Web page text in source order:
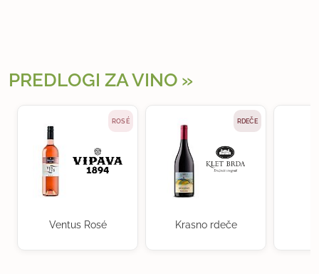
PREDLOGI ZA VINO
ROSÉ
Ventus Rosé
RDEČE
Krasno rdeče